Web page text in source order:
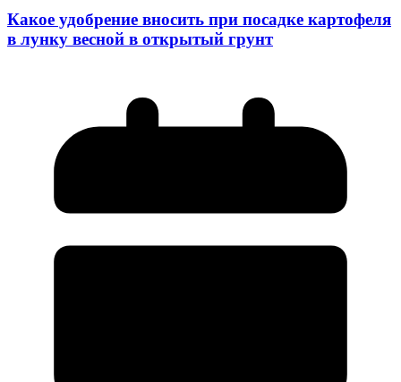
Какое удобрение вносить при посадке картофеля
в лунку весной в открытый грунт